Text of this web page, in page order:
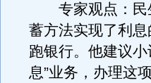
专家观点：民
蓄方法实现了利
跑银行。他建议
息”业务，办理这